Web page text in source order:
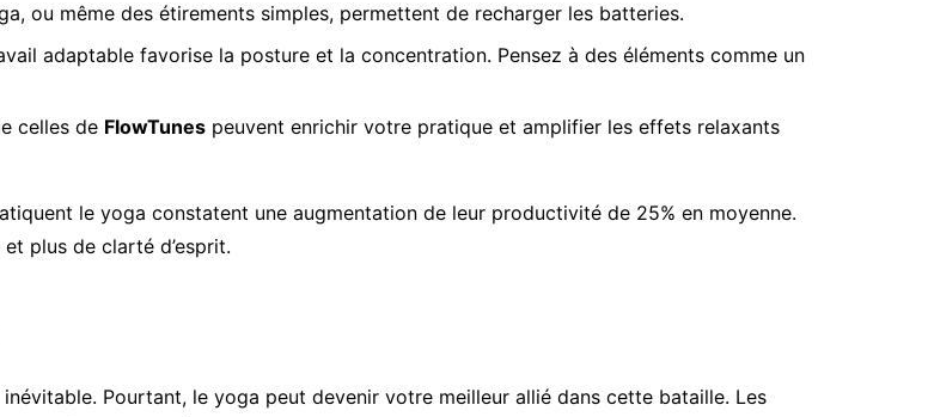
ou même des étirements simples, permettent de recharger les batteries.
adaptable favorise la posture et la concentration. Pensez à des éléments comme un
celles de FlowTunes peuvent enrichir votre pratique et amplifier les effets relaxants
le yoga constatent une augmentation de leur productivité de 25% en moyenne.
plus de clarté d’esprit.
inévitable. Pourtant, le yoga peut devenir votre meilleur allié dans cette bataille. Les